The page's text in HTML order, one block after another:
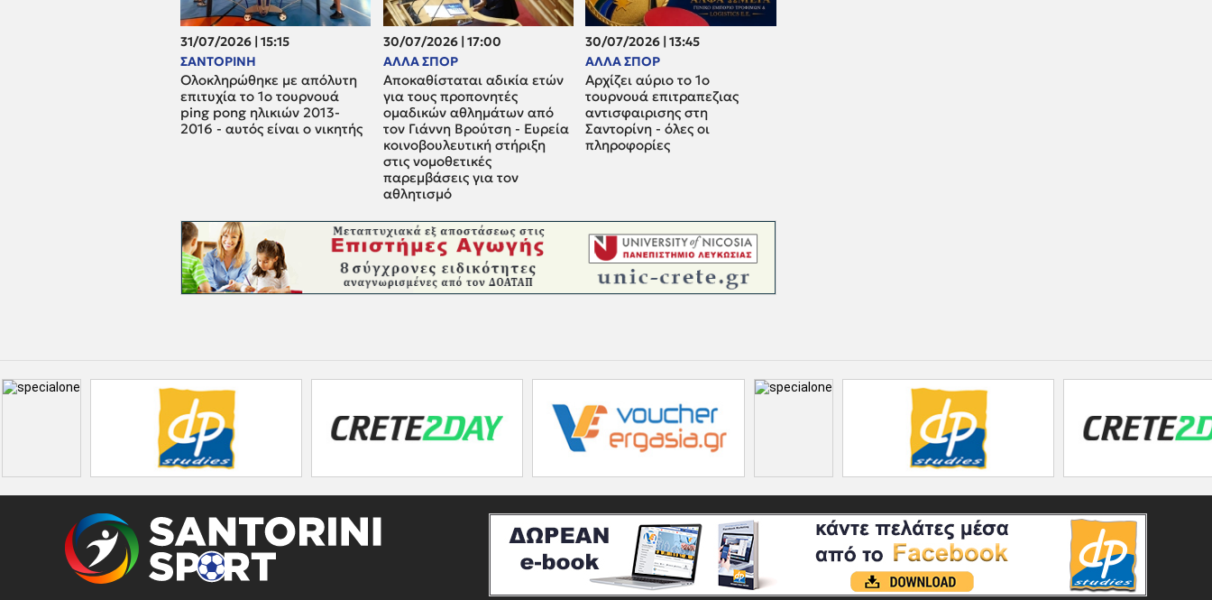
31/07/2026 | 15:15
ΣΑΝΤΟΡΙΝΗ
Ολοκληρώθηκε με απόλυτη
επιτυχία το 1ο τουρνουά
ping pong ηλικιών 2013-
2016 - αυτός είναι ο νικητής
30/07/2026 | 17:00
ΑΛΛΑ ΣΠΟΡ
Aποκαθίσταται αδικία ετών
για τους προπονητές
ομαδικών αθλημάτων από
τον Γιάννη Βρούτση - Ευρεία
κοινοβουλευτική στήριξη
στις νομοθετικές
παρεμβάσεις για τον
αθλητισμό
30/07/2026 | 13:45
ΑΛΛΑ ΣΠΟΡ
Αρχίζει αύριο το 1ο
τουρνουά επιτραπεζιας
αντισφαιρισης στη
Σαντορίνη - όλες οι
πληροφορίες